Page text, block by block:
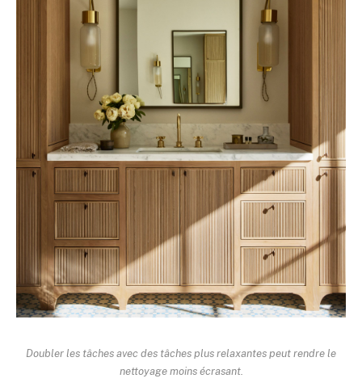
Doubler les tâches avec des tâches plus relaxantes peut rendre le
nettoyage moins écrasant.